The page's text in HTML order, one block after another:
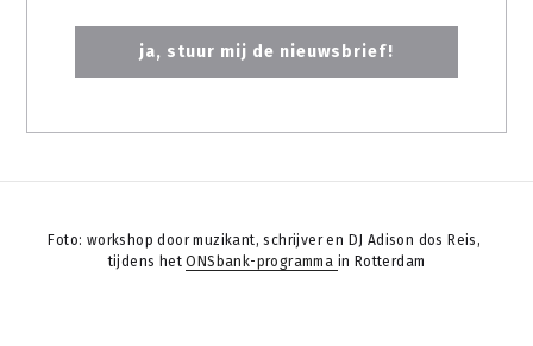
ja, stuur mij de nieuwsbrief!
tijdens het ONSbank-programma in Rotterdam